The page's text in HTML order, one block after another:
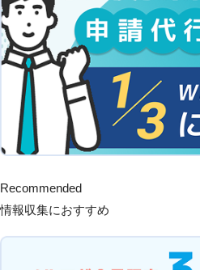
Recommended
情報収集におすすめ